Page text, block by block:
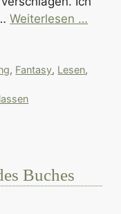
…Weiterlesen …
, Fantasy, Lesen,
Buches